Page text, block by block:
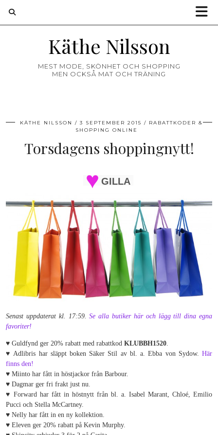
Käthe Nilsson
MEST MODE, SKÖNHET OCH SHOPPING
MEN OCKSÅ MAT OCH TRÄNING
KÄTHE NILSSON 3 SEPTEMBER 2015
RABATTKODER &
SHOPPING ONLINE
Torsdagens shoppingnytt!
GILLA
Senast uppdaterat kl. 17:59.Se alla butiker här och lägg till dina egna
favoriter!
♥ Guldfynd ger 20% rabatt med rabattkod KLUBBH1520.
♥ Adlibris har släppt boken Säker Stil av bl. a. Ebba von Sydow. Här
finns den!
♥ Miinto har fått in höstjackor från Barbour.
♥ Dagmar ger fri frakt just nu.
♥ Forward har fått in höstnytt från bl. a. Isabel Marant, Chloé, Emilio
Pucci och Stella McCartney.
♥ Nelly har fått in en ny kollektion.
♥ Eleven ger 20% rabatt på Kevin Murphy.